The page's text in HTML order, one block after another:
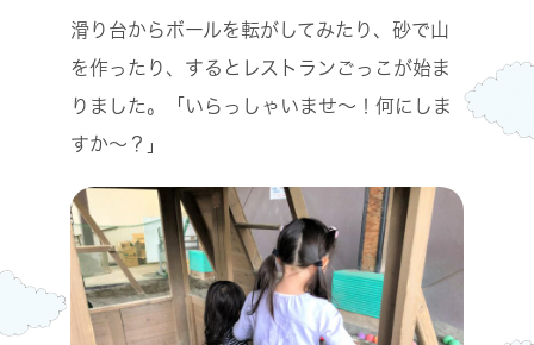
滑り台からボールを転がしてみたり、砂で山
を作ったり、するとレストランごっこが始ま
りました。「いらっしゃいませ～！何にしま
すか～？」